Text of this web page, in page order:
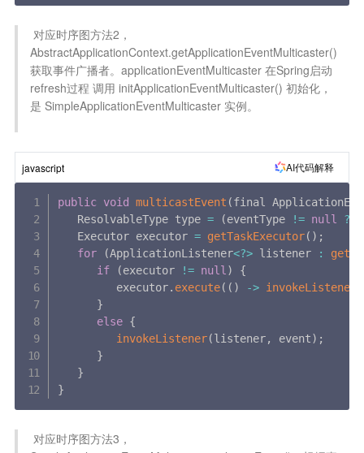
AbstractApplicationContext.getApplicationEventMulticaster()
获取事件广播者。applicationEventMulticaster 在Spring启动
refresh过程 调用 initApplicationEventMulticaster() 初始化，
是 SimpleApplicationEventMulticaster 实例。
javascript AI代码解释
public void multicastEvent (final
   ResolvableType type
= (eventType != null ?
   Executor executor
= getTaskExecutor( ) ;
for
(ApplicationListener<?> listener :
if
(executor != null )
{
         executor
. execute( ( ) -> invokeListener
}
else {
invokeListener(listener, event) ;
}
}
}